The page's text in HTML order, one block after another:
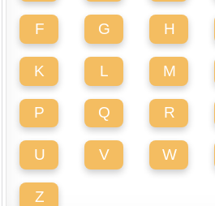
F G H
K L M
P Q R
U V W
Z